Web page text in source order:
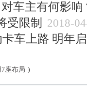
车主有何影响
受限制
2018-
车上路 明年
座布局 )